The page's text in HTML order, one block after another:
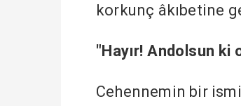
korkunç âkıbetine
"Hayır! Andolsun ki
Cehennemin bir